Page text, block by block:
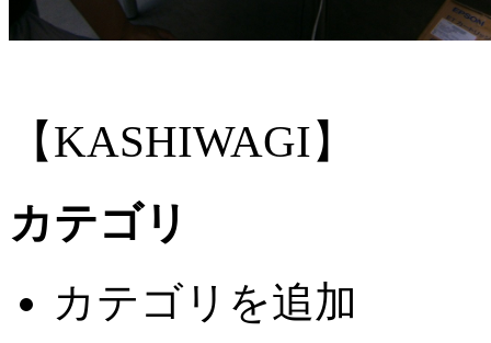
【KASHIWAGI】
カテゴリ
カテゴリを追加